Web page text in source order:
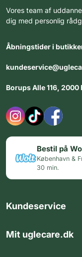
Vores team af
dig med personlig
Åbningstider i
Borups Alle 116,
Bestil på
København &
30 min.
Kundeservice
Mit uglecare.dk